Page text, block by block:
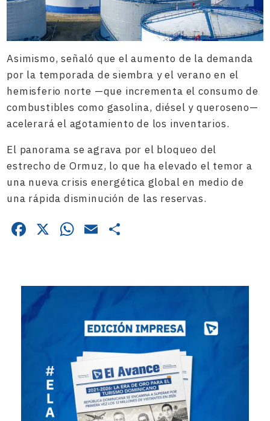
Asimismo, señaló que el aumento de la demanda
por la temporada de siembra y el verano en el
hemisferio norte —que incrementa el consumo de
combustibles como gasolina, diésel y queroseno—
acelerará el agotamiento de los inventarios.
El panorama se agrava por el bloqueo del
estrecho de Ormuz, lo que ha elevado el temor a
una nueva crisis energética global en medio de
una rápida disminución de las reservas.
Facebook
X WhatsApp
Email